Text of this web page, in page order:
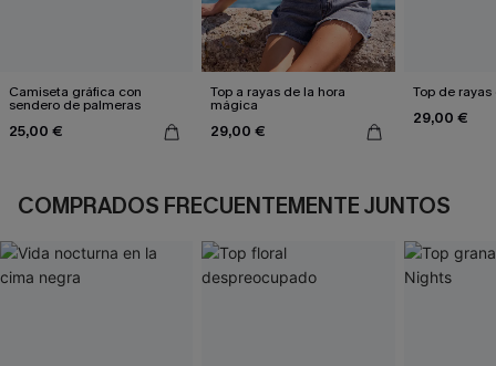
Camiseta gráfica con
sendero de palmeras
25,00 €
Top a rayas de la hora
mágica
29,00 €
Top de
29,00 €
COMPRADOS FRECUENTEMENTE JUNTOS